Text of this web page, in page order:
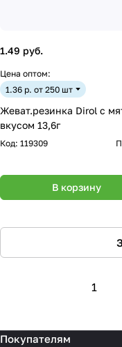
1.49 руб.
Цена оптом:
1.36 р. от 250 шт
Жеват.резинка Dirol с
вкусом 13,6г
Код: 119309
В корзину
1
Покупателям